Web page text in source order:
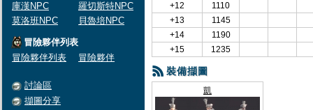
庫漢NPC
羅切斯特NPC
莫洛班NPC
貝魯培NPC
冒險夥伴列表
冒險夥伴列表
冒險夥伴
討論區
擷圖分享
+12
1110
+13
1145
+14
1190
+15
1235
裝備擷圖
凱